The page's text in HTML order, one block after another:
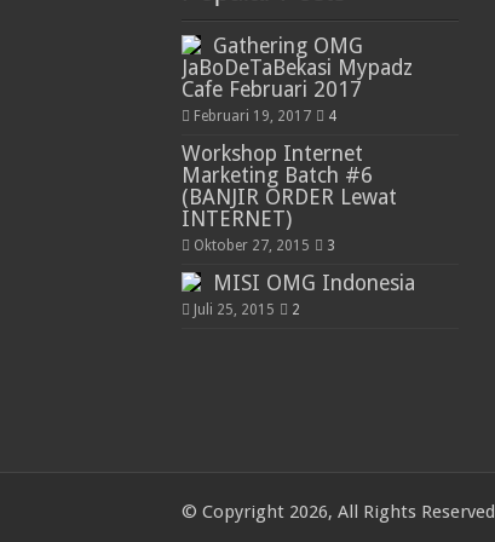
Gathering OMG
JaBoDeTaBekasi Mypadz
Cafe Februari 2017
Februari 19, 2017 4
Workshop Internet
Marketing Batch #6
(BANJIR ORDER Lewat
INTERNET)
Oktober 27, 2015 3
MISI OMG Indonesia
Juli 25, 2015 2
© Copyright 2026, All Rights Reserved